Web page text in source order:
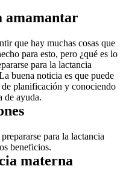
amamantar
que hay muchas cosas que
para esto, pero ¿qué es lo
para la lactancia
buena noticia es que puede
planificación y conociendo
de ayuda.
para la lactancia
beneficios.
materna